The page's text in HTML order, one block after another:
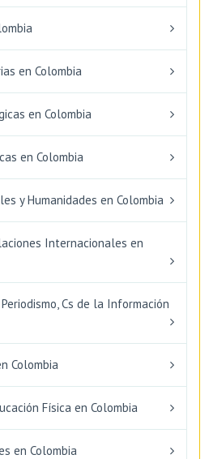
en Colombia
en Colombia
en Colombia
y Humanidades en Colombia
Internacionales en
Cs de la Información
Colombia
Física en Colombia
en Colombia